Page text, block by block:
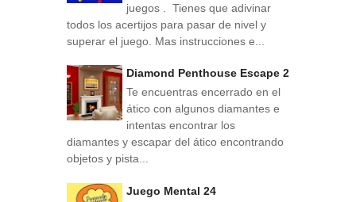
juegos . Tienes que adivinar
todos los acertijos para pasar de nivel y
superar el juego. Mas instrucciones e...
Diamond Penthouse Escape 2
Te encuentras encerrado en el
ático con algunos diamantes e
intentas encontrar los
diamantes y escapar del ático encontrando
objetos y pista...
Juego Mental 24